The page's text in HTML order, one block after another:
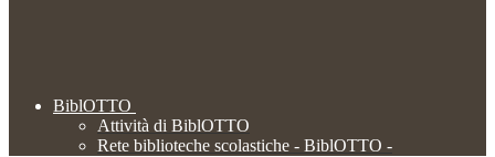
BiblOTTO
Attività di BiblOTTO
Rete biblioteche scolastiche - BiblOTTO -